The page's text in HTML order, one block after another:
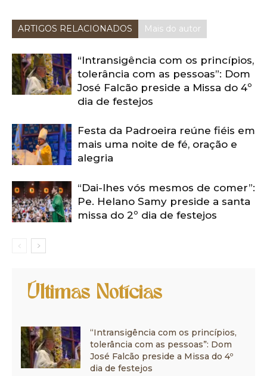
ARTIGOS RELACIONADOS Mais do autor
“Intransigência com os princípios,
tolerância com as pessoas”: Dom
José Falcão preside a Missa do 4º
dia de festejos
Festa da Padroeira reúne fiéis em
mais uma noite de fé, oração e
alegria
“Dai-lhes vós mesmos de comer”:
Pe. Helano Samy preside a santa
missa do 2º dia de festejos
Últimas Notícias
“Intransigência com os princípios,
tolerância com as pessoas”: Dom
José Falcão preside a Missa do 4º
dia de festejos